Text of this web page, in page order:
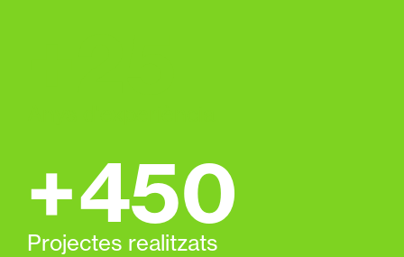
+450
Projectes realitzats